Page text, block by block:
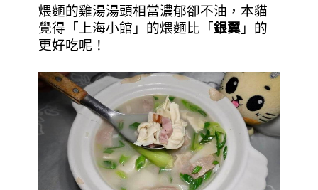
煨麵的雞湯湯頭相當濃郁卻不油，本貓
覺得「上海小館」的煨麵比「 銀翼 」的
更好吃呢！